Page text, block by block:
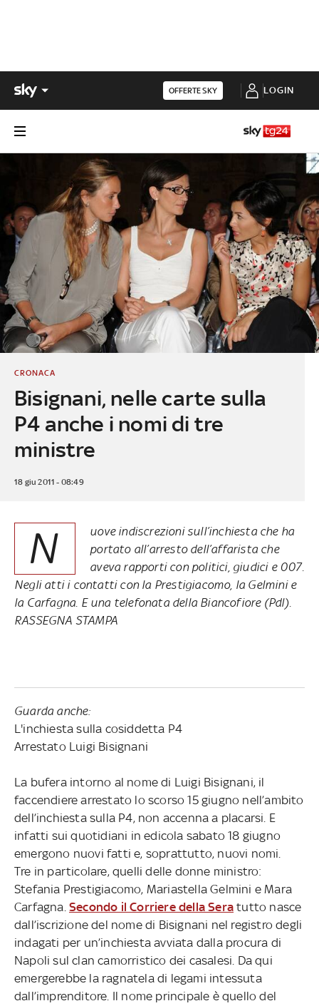
OFFERTE SKY LOGIN
Bisignani, nelle carte sulla
P4 anche i nomi di tre
ministre
CRONACA
18 giu 2011 - 08:49
N
uove indiscrezioni sull’inchiesta che ha
portato all’arresto dell’affarista che
aveva rapporti con politici, giudici e 007.
Negli atti i contatti con la Prestigiacomo, la Gelmini e
la Carfagna. E una telefonata della Biancofiore (Pdl).
RASSEGNA STAMPA
Guarda anche:
L'inchiesta sulla cosiddetta P4
Arrestato Luigi Bisignani
La bufera intorno al nome di Luigi Bisignani, il
faccendiere arrestato lo scorso 15 giugno nell’ambito
dell’inchiesta sulla P4, non accenna a placarsi. E
infatti sui quotidiani in edicola sabato 18 giugno
emergono nuovi fatti e, soprattutto, nuovi nomi.
Tre in particolare, quelli delle donne ministro:
Stefania Prestigiacomo, Mariastella Gelmini e Mara
Carfagna. Secondo il Corriere della Seratutto nasce
dall’iscrizione del nome di Bisignani nel registro degli
indagati per un’inchiesta avviata dalla procura di
Napoli sul clan camorristico dei casalesi. Da qui
emergerebbe la ragnatela di legami intessuta
dall’imprenditore. Il nome principale è quello del